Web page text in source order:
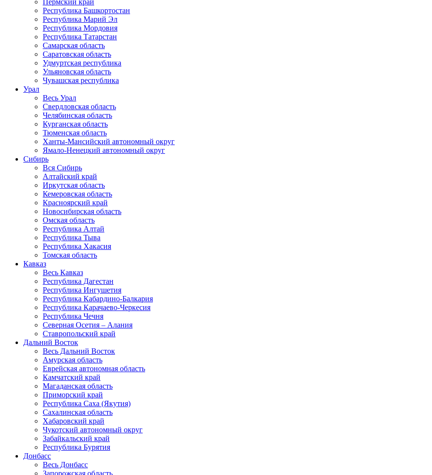
Пермский край
Республика Башкортостан
Республика Марий Эл
Республика Мордовия
Республика Татарстан
Самарская область
Саратовская область
Удмуртская республика
Ульяновская область
Чувашская республика
Урал
Весь Урал
Свердловская область
Челябинская область
Курганская область
Тюменская область
Ханты-Мансийский автономный округ
Ямало-Ненецкий автономный округ
Сибирь
Вся Сибирь
Алтайский край
Иркутская область
Кемеровская область
Красноярский край
Новосибирская область
Омская область
Республика Алтай
Республика Тыва
Республика Хакасия
Томская область
Кавказ
Весь Кавказ
Республика Дагестан
Республика Ингушетия
Республика Кабардино-Балкария
Республика Карачаево-Черкесия
Республика Чечня
Северная Осетия – Алания
Ставропольский край
Дальний Восток
Весь Дальний Восток
Амурская область
Еврейская автономная область
Камчатский край
Магаданская область
Приморский край
Республика Саха (Якутия)
Сахалинская область
Хабаровский край
Чукотский автономный округ
Забайкальский край
Республика Бурятия
Донбасс
Весь Донбасс
Запорожская область